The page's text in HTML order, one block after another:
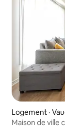
Logement ·
Maison de ville